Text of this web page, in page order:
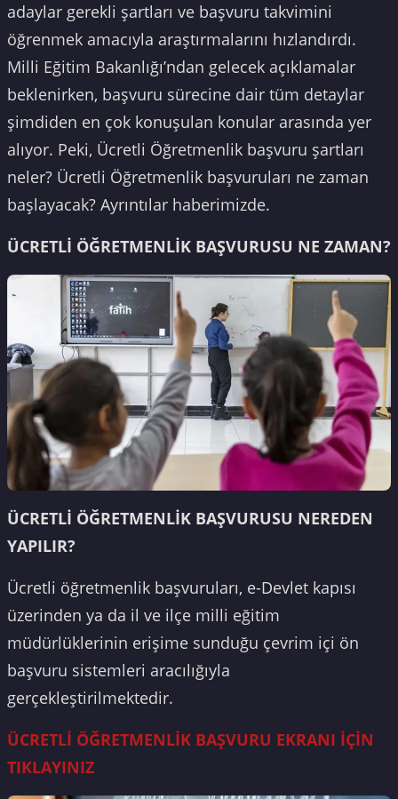
adaylar gerekli şartları ve başvuru takvimini
öğrenmek amacıyla araştırmalarını hızlandırdı.
Milli Eğitim Bakanlığı’ndan gelecek açıklamalar
beklenirken, başvuru sürecine dair tüm detaylar
şimdiden en çok konuşulan konular arasında yer
alıyor. Peki, Ücretli Öğretmenlik başvuru şartları
neler? Ücretli Öğretmenlik başvuruları ne zaman
başlayacak? Ayrıntılar haberimizde.
ÜCRETLİ ÖĞRETMENLİK BAŞVURUSU NE ZAMAN?
ÜCRETLİ ÖĞRETMENLİK BAŞVURUSU NEREDEN
YAPILIR?
Ücretli öğretmenlik başvuruları, e-Devlet kapısı
üzerinden ya da il ve ilçe milli eğitim
müdürlüklerinin erişime sunduğu çevrim içi ön
başvuru sistemleri aracılığıyla
gerçekleştirilmektedir.
ÜCRETLİ ÖĞRETMENLİK BAŞVURU EKRANI İÇİN
TIKLAYINIZ